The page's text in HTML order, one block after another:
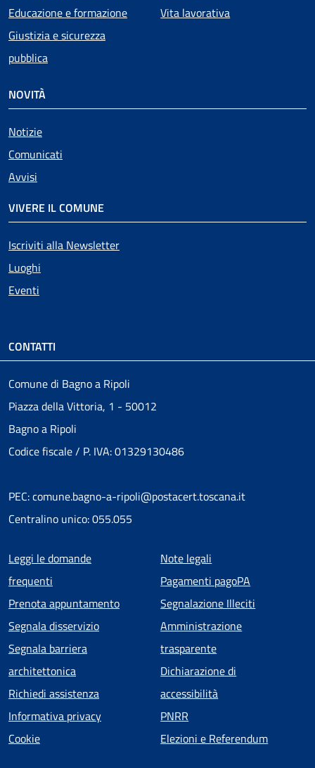
Educazione e formazione
Giustizia e sicurezza
pubblica
Vita lavorativa
NOVITÀ
Notizie
Comunicati
Avvisi
VIVERE IL COMUNE
Iscriviti alla Newsletter
Luoghi
Eventi
CONTATTI
Comune di Bagno a Ripoli
Piazza della Vittoria, 1 - 50012
Bagno a Ripoli
Codice fiscale / P. IVA: 01329130486
PEC: comune.bagno-a-ripoli@postacert.toscana.it
Centralino unico: 055.055
Menu piè di pagina
Leggi le domande
frequenti
Prenota appuntamento
Segnala disservizio
Segnala barriera
architettonica
Richiedi assistenza
Informativa privacy
Cookie
Note legali
Pagamenti pagoPA
Segnalazione Illeciti
Amministrazione
trasparente
Dichiarazione di
accessibilità
PNRR
Elezioni e Referendum